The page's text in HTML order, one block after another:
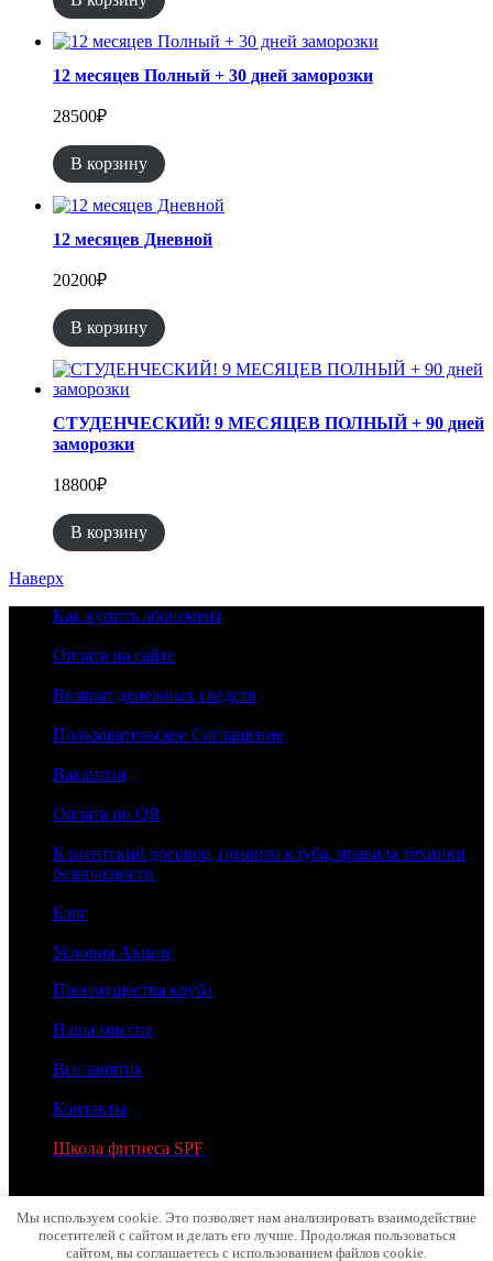
12 месяцев Полный + 30 дней заморозки
28500₽
В корзину
12 месяцев Дневной
20200₽
В корзину
СТУДЕНЧЕСКИЙ! 9 МЕСЯЦЕВ ПОЛНЫЙ + 90 дней
заморозки
18800₽
В корзину
Наверх
Как купить абонемент
Оплата на сайте
Возврат денежных средств
Пользовательское Соглашение
Вакансии
Оплата по QR
Клиентский договор, правила клуба, правила техники
безопасности
Блог
Условия Акции
Преимущества клуба
Наша миссия
Все занятия
Контакты
Школа фитнеса SPF
Мы используем cookie. Это позволяет нам анализировать взаимодействие
посетителей с сайтом и делать его лучше. Продолжая пользоваться
сайтом, вы соглашаетесь с использованием файлов cookie.